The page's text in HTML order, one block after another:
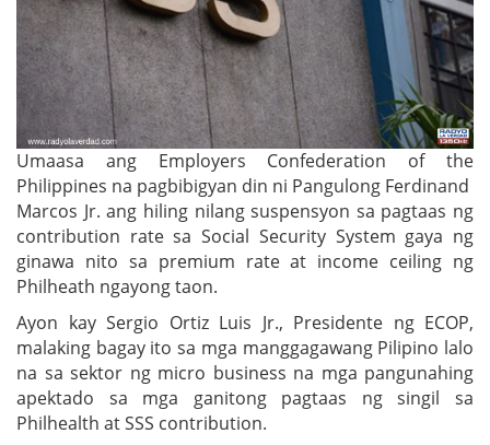
Umaasa ang Employers Confederation of the
Philippines na pagbibigyan din ni Pangulong Ferdinand
Marcos Jr. ang hiling nilang suspensyon sa pagtaas ng
contribution rate sa Social Security System gaya ng
ginawa nito sa premium rate at income ceiling ng
Philheath ngayong taon.
Ayon kay Sergio Ortiz Luis Jr., Presidente ng ECOP,
malaking bagay ito sa mga manggagawang Pilipino lalo
na sa sektor ng micro business na mga pangunahing
apektado sa mga ganitong pagtaas ng singil sa
Philhealth at SSS contribution.